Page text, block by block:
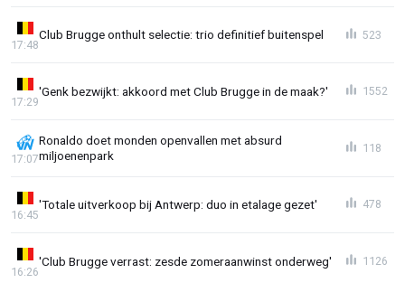
Club Brugge onthult selectie: trio definitief buitenspel
17:48
523
'Genk bezwijkt: akkoord met Club Brugge in de maak?'
17:29
1552
Ronaldo doet monden openvallen met absurd
miljoenenpark
17:07
118
'Totale uitverkoop bij Antwerp: duo in etalage gezet'
16:45
478
'Club Brugge verrast: zesde zomeraanwinst onderweg'
16:26
1126